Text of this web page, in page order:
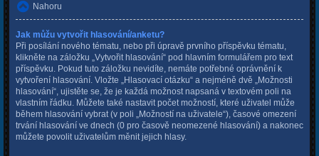
Nahoru
Jak můžu vytvořit hlasování/anketu?
Při posílání nového tématu, nebo při úpravě prvního příspěvku tématu,
klikněte na záložku „Vytvořit hlasování“ pod hlavním formulářem pro text
příspěvku. Pokud tuto záložku nevidíte, nemáte potřebné oprávnění k
vytvoření hlasování. Vložte „Hlasovací otázku“ a nejméně dvě „Možnosti
hlasování“, ujistěte se, že je každá možnost napsaná v textovém poli na
vlastním řádku. Můžete také nastavit počet možností, které uživatel může
během hlasování vybrat (v poli „Možností na uživatele“), časové omezení
trvání hlasování ve dnech (0 pro časově neomezené hlasování) a nakonec
můžete povolit uživatelům měnit jejich hlasy.